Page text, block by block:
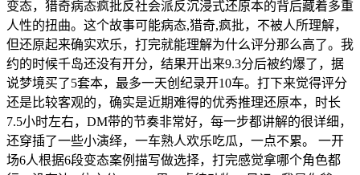
变态，猎奇病态疯批反社会派反沉浸式还原本的背后藏着多重
人性的扭曲。这个故事可能病态,猎奇,疯批，不被人所理解，
但还原起来确实欢乐，打完就能理解为什么评分那么高了。我
约的时候千岛还没有开分，结果开出来9.3分后被约爆了，据
说梦境买了5套本，最多一天创纪录开10车。打下来觉得评分
还是比较客观的，确实是近期难得的优秀推理还原本，时长
7.5小时左右，DM带的节奏非常好，每一步都讲解的很详细，
还穿插了一些小演绎，一车熟人欢乐吃瓜，一点不累。 一开
场6人根据6段变态案例描写做选择，打完感觉拿哪个角色都